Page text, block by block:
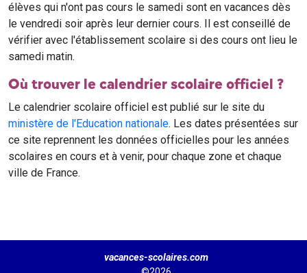
élèves qui n'ont pas cours le samedi sont en vacances dès
le vendredi soir après leur dernier cours. Il est conseillé de
vérifier avec l'établissement scolaire si des cours ont lieu le
samedi matin.
Où trouver le calendrier scolaire officiel ?
Le calendrier scolaire officiel est publié sur le site du
ministère de l'Education nationale. Les dates présentées sur
ce site reprennent les données officielles pour les années
scolaires en cours et à venir, pour chaque zone et chaque
ville de France.
vacances-scolaires.com